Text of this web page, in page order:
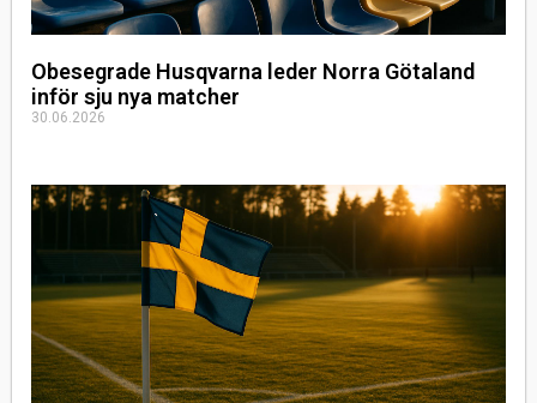
Obesegrade Husqvarna leder Norra Götaland
inför sju nya matcher
30.06.2026